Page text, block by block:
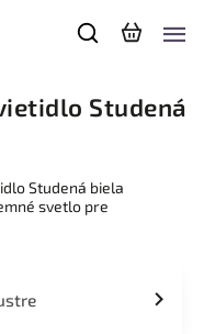
Studená
Studená biela
svetlo pre